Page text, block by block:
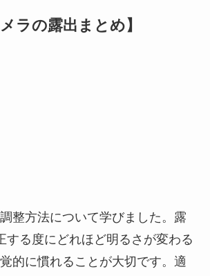
ラの露出まとめ】
整方法について学びました。露
する度にどれほど明るさが変わる
的に慣れることが大切です。適